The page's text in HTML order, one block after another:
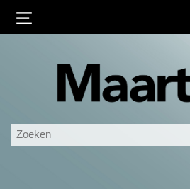
Ingelogd blijven